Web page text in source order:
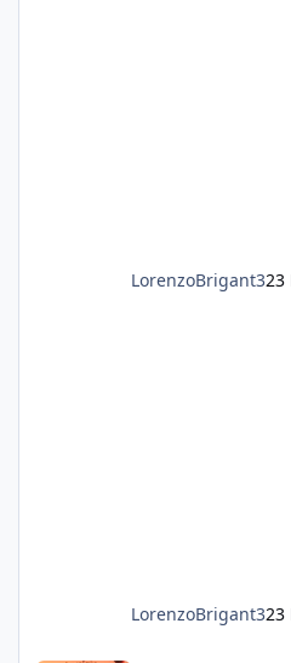
LorenzoBrigant323
LorenzoBrigant323
Salve a tutti, mi presento